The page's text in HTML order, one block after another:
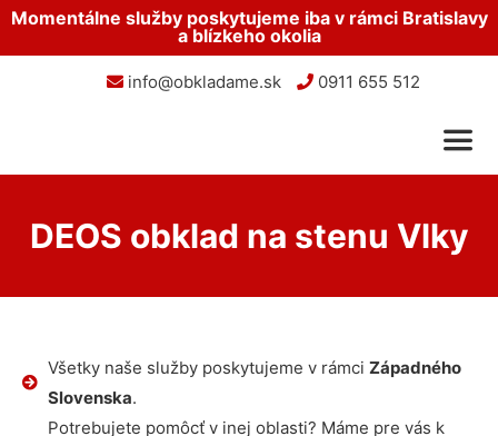
Momentálne služby poskytujeme iba v rámci Bratislavy
a blízkeho okolia
info@obkladame.sk 0911 655 512
DEOS obklad na stenu Vlky
Všetky naše služby poskytujeme v rámci Západného
Slovenska.
Potrebujete pomôcť v inej oblasti? Máme pre vás k